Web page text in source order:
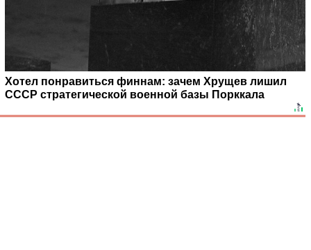
Хотел понравиться финнам: зачем Хрущев лишил
СССР стратегической военной базы Порккала